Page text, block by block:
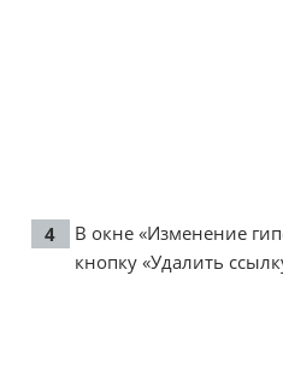
В окне «Изменение
кнопку «Удалить